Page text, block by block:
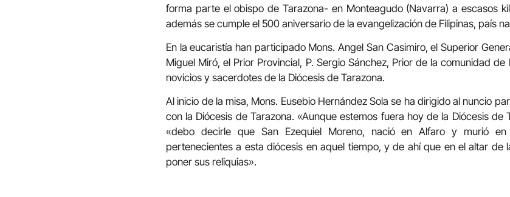
forma parte el obispo de Tarazona- en Monteagudo (Navarra) a escasos
además se cumple el 500 aniversario de la evangelización de Filipinas, país
En la eucaristía han participado Mons. Angel San Casimiro, el Superior
Miguel Miró, el Prior Provincial, P. Sergio Sánchez, Prior de la comunidad
novicios y sacerdotes de la Diócesis de Tarazona.
Al inicio de la misa, Mons. Eusebio Hernández Sola se ha dirigido al nuncio
con la Diócesis de Tarazona. «Aunque estemos fuera hoy de la Diócesis
«debo decirle que San Ezequiel Moreno, nació en Alfaro y murió en
pertenecientes a esta diócesis en aquel tiempo, y de ahí que en el altar de
poner sus reliquias».